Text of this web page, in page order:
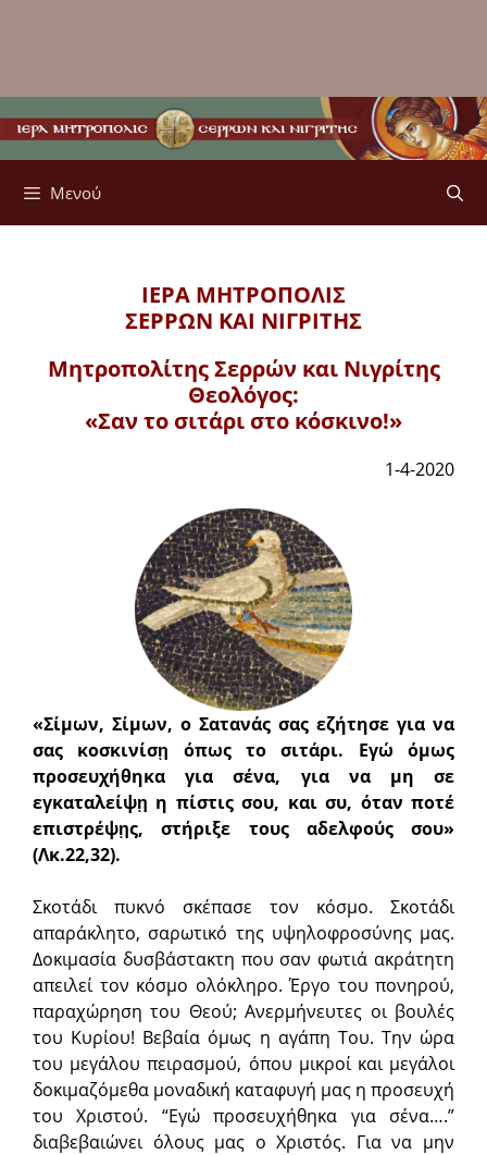
Μενού
ΙΕΡΑ ΜΗΤΡΟΠΟΛΙΣ
ΣΕΡΡΩΝ ΚΑΙ ΝΙΓΡΙΤΗΣ
Μητροπολίτης Σερρών και Νιγρίτης
Θεολόγος:
«Σαν το σιτάρι στο κόσκινο!»
1-4-2020
«Σίμων, Σίμων, ο Σατανάς σας εζήτησε για να
σας κοσκινίσῃ όπως το σιτάρι. Εγώ όμως
προσευχήθηκα για σένα, για να μη σε
εγκαταλείψῃ η πίστις σου, και συ, όταν ποτέ
επιστρέψῃς, στήριξε τους αδελφούς σου»
(Λκ.22,32).
Σκοτάδι πυκνό σκέπασε τον κόσμο. Σκοτάδι
απαράκλητο, σαρωτικό της υψηλοφροσύνης μας.
Δοκιμασία δυσβάστακτη που σαν φωτιά ακράτητη
απειλεί τον κόσμο ολόκληρο. Έργο του πονηρού,
παραχώρηση του Θεού; Ανερμήνευτες οι βουλές
του Κυρίου! Βεβαία όμως η αγάπη Του. Την ώρα
του μεγάλου πειρασμού, όπου μικροί και μεγάλοι
δοκιμαζόμεθα μοναδική καταφυγή μας η προσευχή
του Χριστού. “Εγώ προσευχήθηκα για σένα….”
διαβεβαιώνει όλους μας ο Χριστός. Για να μην